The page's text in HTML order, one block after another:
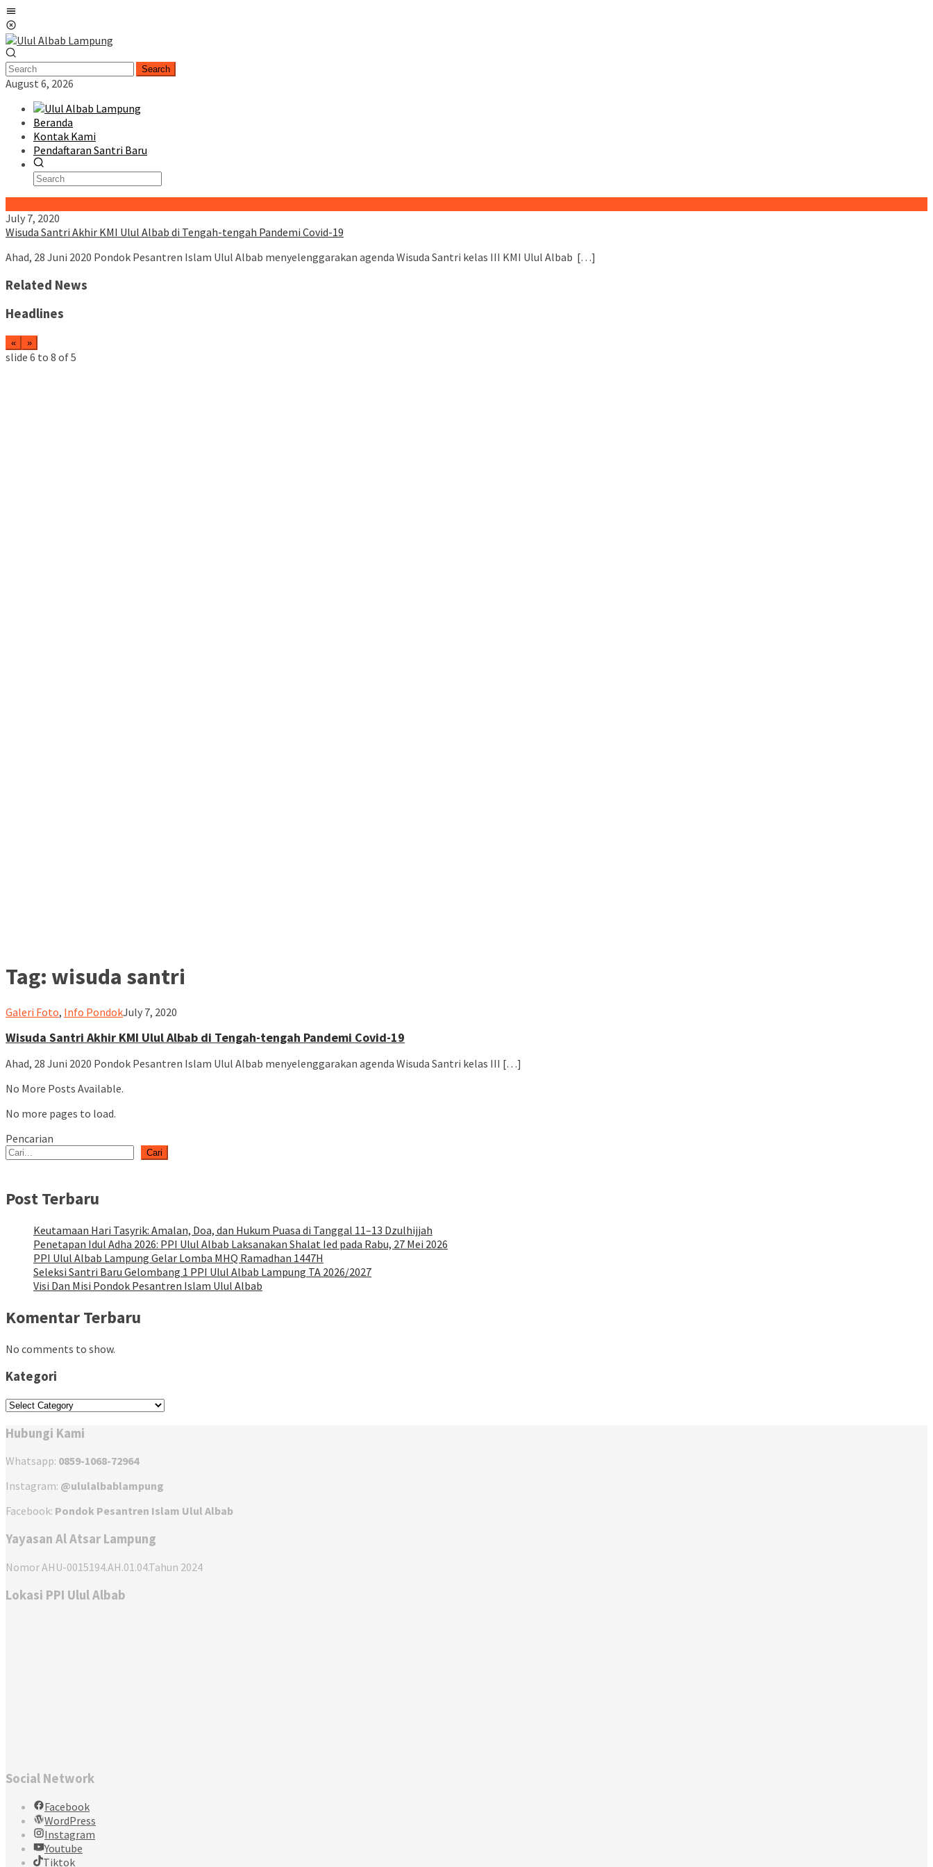
Skip
to
content
Search
August 6, 2026
Beranda
Kontak Kami
Pendaftaran Santri Baru
July 7, 2020
Wisuda Santri Akhir KMI Ulul Albab di Tengah-tengah Pandemi Covid-19
Ahad, 28 Juni 2020 Pondok Pesantren Islam Ulul Albab menyelenggarakan agenda Wisuda Santri kelas III KMI Ulul Albab […]
Related News
Headlines
« »
slide 6 to 8 of 5
Tag: wisuda santri
Galeri Foto, Info Pondokululalbablampung
July 7, 2020
Wisuda Santri Akhir KMI Ulul Albab di Tengah-tengah Pandemi Covid-19
Ahad, 28 Juni 2020 Pondok Pesantren Islam Ulul Albab menyelenggarakan agenda Wisuda Santri kelas III […]
No More Posts Available.
No more pages to load.
Pencarian
Cari
Post Terbaru
Keutamaan Hari Tasyrik: Amalan, Doa, dan Hukum Puasa di Tanggal 11–13 Dzulhijjah
Penetapan Idul Adha 2026: PPI Ulul Albab Laksanakan Shalat Ied pada Rabu, 27 Mei 2026
PPI Ulul Albab Lampung Gelar Lomba MHQ Ramadhan 1447H
Seleksi Santri Baru Gelombang 1 PPI Ulul Albab Lampung TA 2026/2027
Visi Dan Misi Pondok Pesantren Islam Ulul Albab
Komentar Terbaru
No comments to show.
Kategori
Kategori
Hubungi Kami
Whatsapp: 0859-1068-72964
Instagram: @ululalbablampung
Facebook: Pondok Pesantren Islam Ulul Albab
Yayasan Al Atsar Lampung
Nomor AHU-0015194.AH.01.04.Tahun 2024
Lokasi PPI Ulul Albab
Social Network
Facebook
WordPress
Instagram
Youtube
Tiktok